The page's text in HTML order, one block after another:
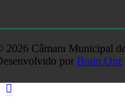
2026 Câmara Municipal
por Brain One